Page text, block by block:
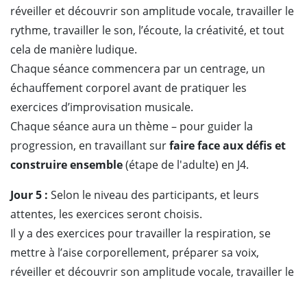
réveiller et découvrir son amplitude vocale, travailler le
rythme, travailler le son, l’écoute, la créativité, et tout
cela de manière ludique.
Chaque séance commencera par un centrage, un
échauffement corporel avant de pratiquer les
exercices d’improvisation musicale.
Chaque séance aura un thème – pour guider la
progression, en travaillant surfaire face aux défis et
construire ensemble(étape de l'adulte) en J4.
Jour 5 : Selon le niveau des participants, et leurs
attentes, les exercices seront choisis.
Il y a des exercices pour travailler la respiration, se
mettre à l’aise corporellement, préparer sa voix,
réveiller et découvrir son amplitude vocale, travailler le